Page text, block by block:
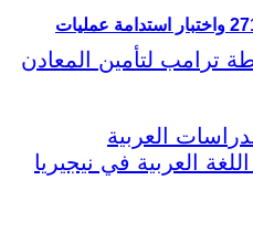
متلازمة مقديشو: القرار 2719 واختبار استدامة عمليات